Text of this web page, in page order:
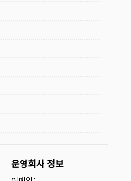
운영회사 정보